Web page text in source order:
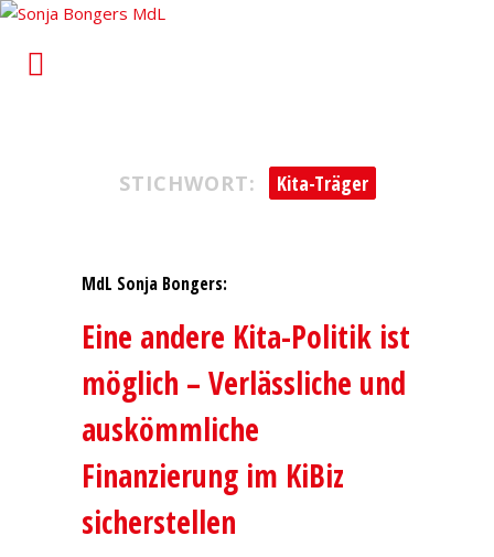
Sonja Bongers MdL
STICHWORT: Kita-Träger
MdL Sonja Bongers:
Eine andere Kita-Politik ist
möglich – Verlässliche und
auskömmliche
Finanzierung im KiBiz
sicherstellen